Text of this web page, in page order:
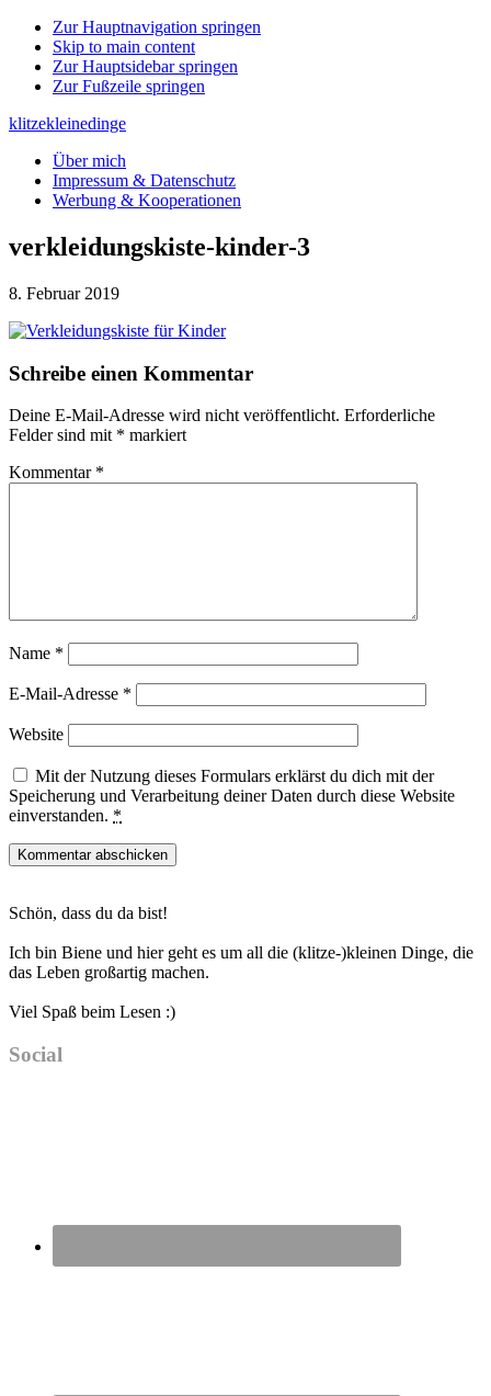
Zur Hauptnavigation springen
Skip to main content
Zur Hauptsidebar springen
Zur Fußzeile springen
klitzekleinedinge
Über mich
Impressum & Datenschutz
Werbung & Kooperationen
verkleidungskiste-kinder-3
8. Februar 2019
Leser-
Schreibe einen Kommentar
Deine E-Mail-Adresse wird nicht veröffentlicht. Erforderliche
Felder sind mit * markiert
Kommentar *
Name *
E-Mail-Adresse *
Website
Mit der Nutzung dieses Formulars erklärst du dich mit der
Speicherung und Verarbeitung deiner Daten durch diese Website
einverstanden. *
Sidebar
Schön, dass du da bist!
Ich bin Biene und hier geht es um all die (klitze-)kleinen Dinge, die
das Leben großartig machen.
Viel Spaß beim Lesen :)
Social